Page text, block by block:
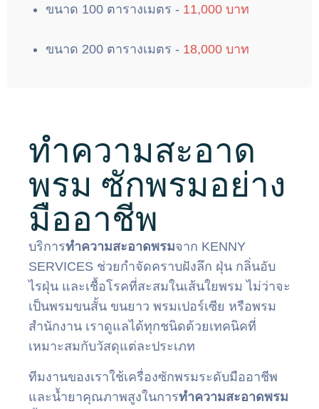
ขนาด 100 ตารางเมตร - 11,000 บาท
ขนาด 200 ตารางเมตร - 18,000 บาท
ทำความสะอาด
พรม ซักพรมอย่าง
มืออาชีพ
บริการทำความสะอาดพรมจาก KENNY
SERVICES ช่วยกำจัดคราบฝังลึก ฝุ่น กลิ่นอับ
ไรฝุ่น และเชื้อโรคที่สะสมในเส้นใยพรม ไม่ว่าจะ
เป็นพรมขนสั้น ขนยาว พรมเปอร์เซีย หรือพรม
สำนักงาน เราดูแลได้ทุกชนิดด้วยเทคนิคที่
เหมาะสมกับวัสดุแต่ละประเภท
ทีมงานของเราใช้เครื่องซักพรมระดับมืออาชีพ
และน้ำยาคุณภาพสูงในการทำความสะอาดพรม